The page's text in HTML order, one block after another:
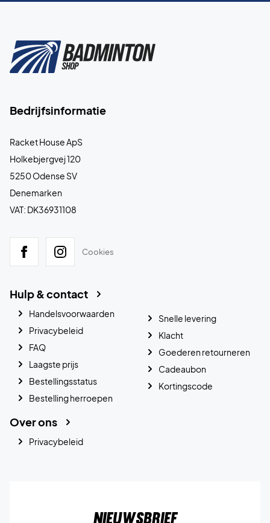
Bedrijfsinformatie
Racket House ApS
Holkebjergvej 120
5250 Odense SV
Denemarken
VAT: DK36931108
Cookies
Hulp & contact
Handelsvoorwaarden
Privacybeleid
FAQ
Laagste prijs
Bestellingsstatus
Bestelling herroepen
Snelle levering
Klacht
Goederen retourneren
Cadeaubon
Kortingscode
Over ons
Privacybeleid
Nieuwsbrief